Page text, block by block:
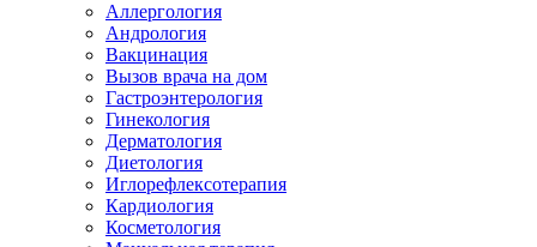
Аллергология
Андрология
Вакцинация
Вызов врача на дом
Гастроэнтерология
Гинекология
Дерматология
Диетология
Иглорефлексотерапия
Кардиология
Косметология